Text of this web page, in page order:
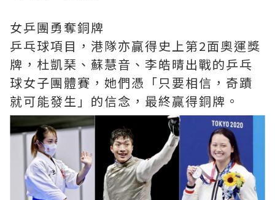
女乒團勇奪銅牌
乒乓球項目，港隊亦贏得史上第2面奧運獎
牌，杜凱琹、蘇慧音、李皓晴出戰的乒乓
球女子團體賽，她們憑「只要相信，奇蹟
就可能發生」的信念，最終贏得銅牌。